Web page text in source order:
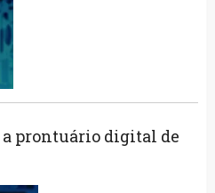
a prontuário digital de